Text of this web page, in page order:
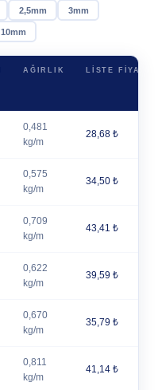
2,5mm 3mm
10mm
AĞIRLIK LISTE FIYATI
0,481
kg/m
28,68 ₺
0,575
kg/m
34,50 ₺
0,709
kg/m
43,41 ₺
0,622
kg/m
39,59 ₺
0,670
kg/m
35,79 ₺
0,811
kg/m
41,14 ₺